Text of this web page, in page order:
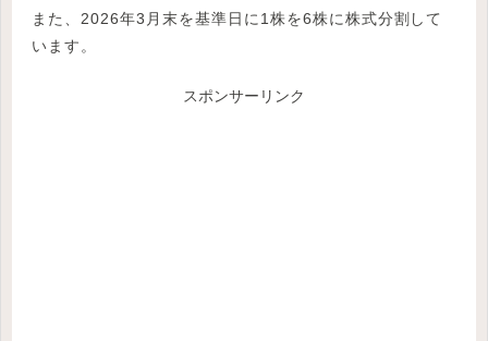
また、2026年3月末を基準日に1株を6株に株式分割して
います。
スポンサーリンク